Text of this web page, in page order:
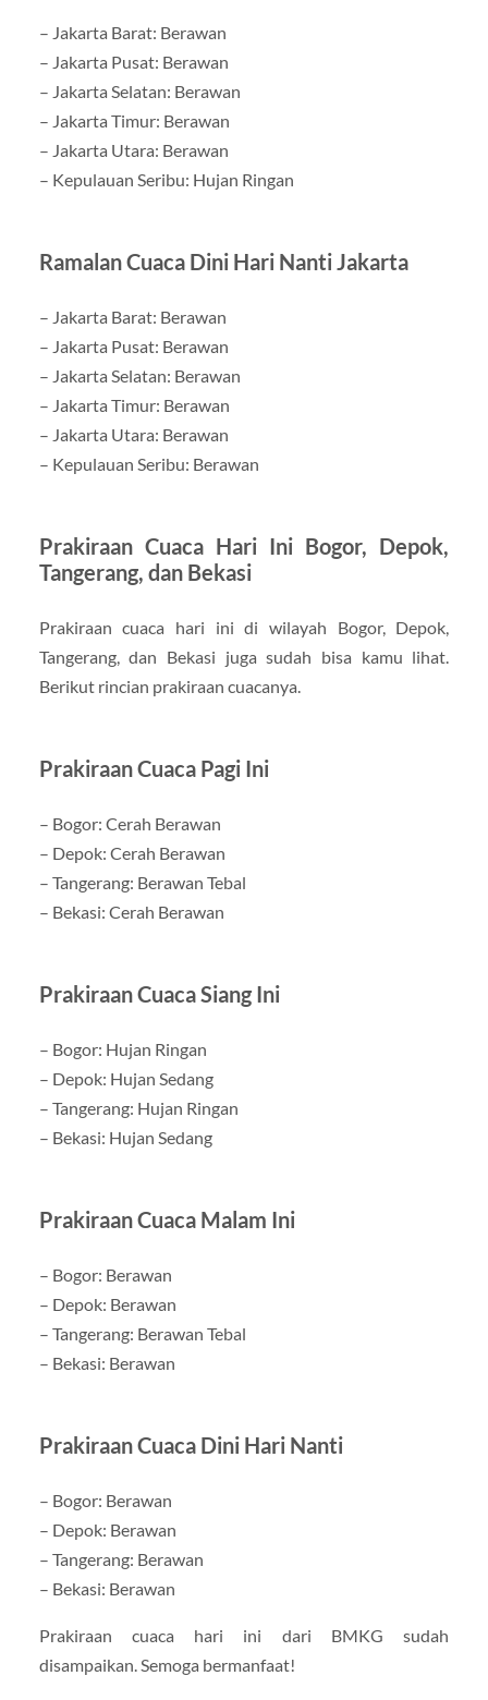
– Jakarta Barat: Berawan
– Jakarta Pusat: Berawan
– Jakarta Selatan: Berawan
– Jakarta Timur: Berawan
– Jakarta Utara: Berawan
– Kepulauan Seribu: Hujan Ringan
Ramalan Cuaca Dini Hari Nanti Jakarta
– Jakarta Barat: Berawan
– Jakarta Pusat: Berawan
– Jakarta Selatan: Berawan
– Jakarta Timur: Berawan
– Jakarta Utara: Berawan
– Kepulauan Seribu: Berawan
Prakiraan Cuaca Hari Ini Bogor, Depok,
Tangerang, dan Bekasi
Prakiraan cuaca hari ini di wilayah Bogor, Depok,
Tangerang, dan Bekasi juga sudah bisa kamu lihat.
Berikut rincian prakiraan cuacanya.
Prakiraan Cuaca Pagi Ini
– Bogor: Cerah Berawan
– Depok: Cerah Berawan
– Tangerang: Berawan Tebal
– Bekasi: Cerah Berawan
Prakiraan Cuaca Siang Ini
– Bogor: Hujan Ringan
– Depok: Hujan Sedang
– Tangerang: Hujan Ringan
– Bekasi: Hujan Sedang
Prakiraan Cuaca Malam Ini
– Bogor: Berawan
– Depok: Berawan
– Tangerang: Berawan Tebal
– Bekasi: Berawan
Prakiraan Cuaca Dini Hari Nanti
– Bogor: Berawan
– Depok: Berawan
– Tangerang: Berawan
– Bekasi: Berawan
Prakiraan cuaca hari ini dari BMKG sudah
disampaikan. Semoga bermanfaat!